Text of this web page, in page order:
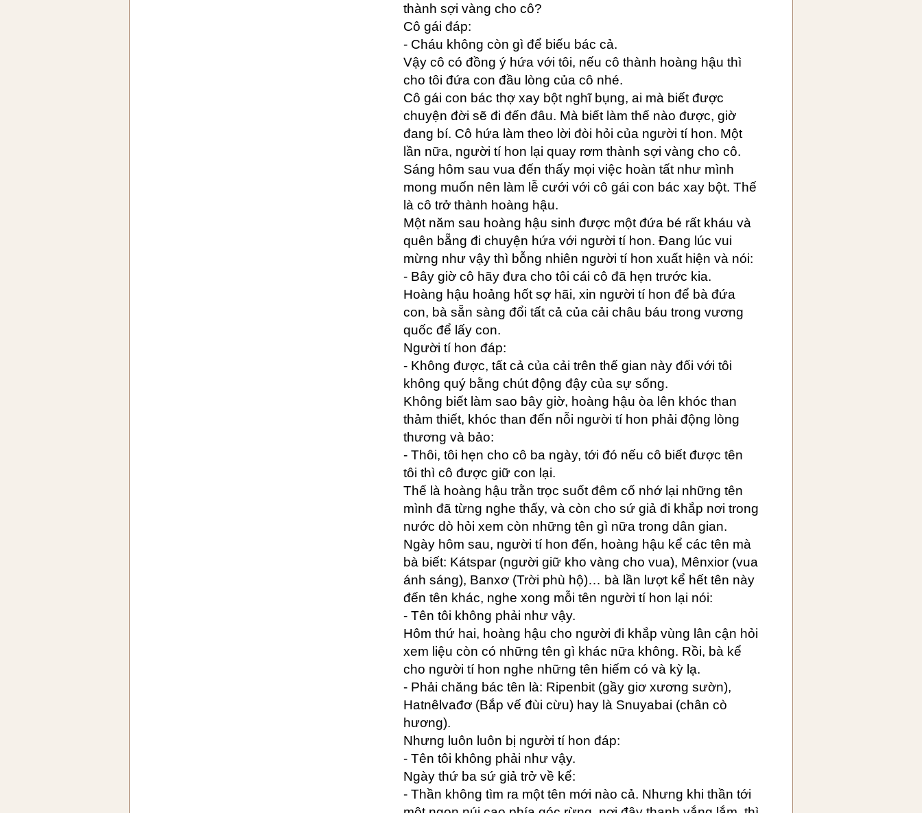
thành sợi vàng cho cô?
Cô gái đáp:
- Cháu không còn gì để biếu bác cả.
Vậy cô có đồng ý hứa với tôi, nếu cô thành hoàng hậu thì
cho tôi đứa con đầu lòng của cô nhé.
Cô gái con bác thợ xay bột nghĩ bụng, ai mà biết được
chuyện đời sẽ đi đến đâu. Mà biết làm thế nào được, giờ
đang bí. Cô hứa làm theo lời đòi hỏi của người tí hon. Một
lần nữa, người tí hon lại quay rơm thành sợi vàng cho cô.
Sáng hôm sau vua đến thấy mọi việc hoàn tất như mình
mong muốn nên làm lễ cưới với cô gái con bác xay bột. Thế
là cô trở thành hoàng hậu.
Một năm sau hoàng hậu sinh được một đứa bé rất kháu và
quên bẵng đi chuyện hứa với người tí hon. Đang lúc vui
mừng như vậy thì bỗng nhiên người tí hon xuất hiện và nói:
- Bây giờ cô hãy đưa cho tôi cái cô đã hẹn trước kia.
Hoàng hậu hoảng hốt sợ hãi, xin người tí hon để bà đứa
con, bà sẵn sàng đổi tất cả của cải châu báu trong vương
quốc để lấy con.
Người tí hon đáp:
- Không được, tất cả của cải trên thế gian này đối với tôi
không quý bằng chút động đậy của sự sống.
Không biết làm sao bây giờ, hoàng hậu òa lên khóc than
thảm thiết, khóc than đến nỗi người tí hon phải động lòng
thương và bảo:
- Thôi, tôi hẹn cho cô ba ngày, tới đó nếu cô biết được tên
tôi thì cô được giữ con lại.
Thế là hoàng hậu trằn trọc suốt đêm cố nhớ lại những tên
mình đã từng nghe thấy, và còn cho sứ giả đi khắp nơi trong
nước dò hỏi xem còn những tên gì nữa trong dân gian.
Ngày hôm sau, người tí hon đến, hoàng hậu kể các tên mà
bà biết: Kátspar (người giữ kho vàng cho vua), Mênxior (vua
ánh sáng), Banxơ (Trời phù hộ)… bà lần lượt kể hết tên này
đến tên khác, nghe xong mỗi tên người tí hon lại nói:
- Tên tôi không phải như vậy.
Hôm thứ hai, hoàng hậu cho người đi khắp vùng lân cận hỏi
xem liệu còn có những tên gì khác nữa không. Rồi, bà kể
cho người tí hon nghe những tên hiếm có và kỳ lạ.
- Phải chăng bác tên là: Ripenbit (gầy giơ xương sườn),
Hatnêlvađơ (Bắp vế đùi cừu) hay là Snuyabai (chân cò
hương).
Nhưng luôn luôn bị người tí hon đáp:
- Tên tôi không phải như vậy.
Ngày thứ ba sứ giả trở về kể:
- Thần không tìm ra một tên mới nào cả. Nhưng khi thần tới